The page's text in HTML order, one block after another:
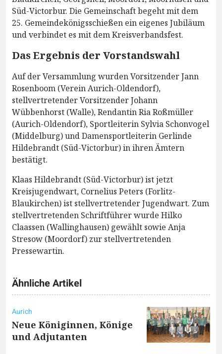
Süd-Victorbur. Die Gemeinschaft begeht mit dem
25. Gemeindekönigsschießen ein eigenes Jubiläum
und verbindet es mit dem Kreisverbandsfest.
Das Ergebnis der Vorstandswahl
Auf der Versammlung wurden Vorsitzender Jann
Rosenboom (Verein Aurich-Oldendorf),
stellvertretender Vorsitzender Johann
Wübbenhorst (Walle), Rendantin Ria Roßmüller
(Aurich-Oldendorf), Sportleiterin Sylvia Schonvogel
(Middelburg) und Damensportleiterin Gerlinde
Hildebrandt (Süd-Victorbur) in ihren Ämtern
bestätigt.
Klaas Hildebrandt (Süd-Victorbur) ist jetzt
Kreisjugendwart, Cornelius Peters (Forlitz-
Blaukirchen) ist stellvertretender Jugendwart. Zum
stellvertretenden Schriftführer wurde Hilko
Claassen (Wallinghausen) gewählt sowie Anja
Stresow (Moordorf) zur stellvertretenden
Pressewartin.
Ähnliche Artikel
Aurich
Neue Königinnen, Könige
und Adjutanten